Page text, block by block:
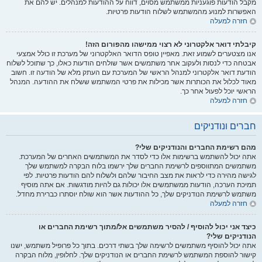
מקבל הודעות פוגעניות ממשתמש מסוים, דווח על ההודעות למנהלים. יש להם את
האפשרות למנוע מהמשתמש לשלוח הודעות פרטיות.
חזרה למעלה
קיבלתי דואר אלקטרוני לא רצוי ממישהו מהפורום הזה!
אנו מצטערים לשמוע זאת. מאפיין טופס הדואר האלקטרוני של מערכת זו כולל אמצעי
אבטחה כדי לנסות ולעקוב אחר משתמשים אשר שולחים הודעות כאלו, כך שתוכל לשלוח
הודעת דואר אלקטרוני למנהל הראשי של המערכת עם העתק מלא של הודעה זו. חשוב
מאוד לכלול את הכותרות אשר מכילות את פרטי המשתמש ששלח את ההודעה. המנהל
הראשי יוכל לפעול אחר כך.
חזרה למעלה
חברים ונודניקים
מהם רשימת החברים והנודניקים שלי?
אתה יכול להשתמש ברשימות אלו כדי לסדר את המשתמשים האחרים של המערכת.
משתמשים המתווספים לרשימת החברים שלך ירשמו בלוח הבקרה למשתמש שלך
לגישה מהירה כדי לראות את מצב החיבור שלהם ולשלוח להם הודעות פרטיות. לפי
תמיכת הערכה, הודעות ממשתמשים אלו יכולות גם להיות מודגשות. אם אתה מוסיף
משתמש לרשימת הנודניקים שלך, כל ההודעות אשר הוא שולח יוסתרו כברירת מחדל.
חזרה למעלה
כיצד אני יכול להוסיף / להסיר משתמשים אל/מתוך רשימת החברים או
הנודניקים שלי?
אתה יכול להוסיף משתמשים לרשימה שלך בשתי דרכים. בתוך כל פרופיל משתמש, ישנו
קישור להוספת המשתמש לרשימת החברים או הנודניקים שלך. לחלופין, מלוח הבקרה